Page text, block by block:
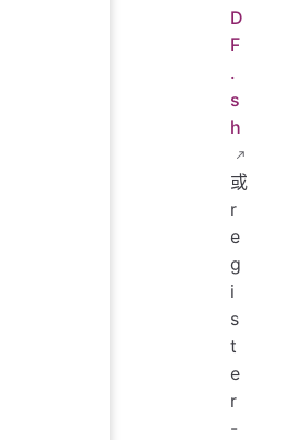
D
F
.
s
h
或
r
e
g
i
s
t
e
r
-